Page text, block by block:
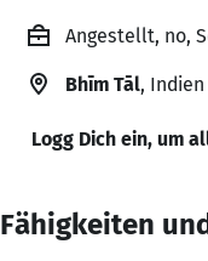
Angestellt, no,
Bhīm Tāl, Indien
Logg Dich ein, um
Fähigkeiten